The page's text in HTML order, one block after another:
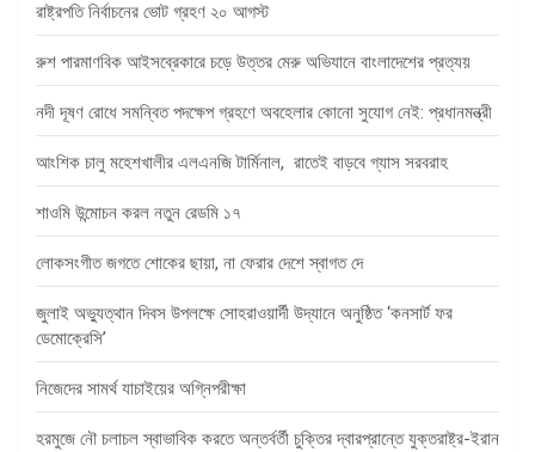
রাষ্ট্রপতি নির্বাচনের ভোট গ্রহণ ২০ আগস্ট
রুশ পারমাণবিক আইসব্রেকারে চড়ে উত্তর মেরু অভিযানে বাংলাদেশের প্রত্যয়
নদী দূষণ রোধে সমন্বিত পদক্ষেপ গ্রহণে অবহেলার কোনো সুযোগ নেই: প্রধানমন্ত্রী
আংশিক চালু মহেশখালীর এলএনজি টার্মিনাল, রাতেই বাড়বে গ্যাস সরবরাহ
শাওমি উন্মোচন করল নতুন রেডমি ১৭
লোকসংগীত জগতে শোকের ছায়া, না ফেরার দেশে স্বাগত দে
জুলাই অভ্যুত্থান দিবস উপলক্ষে সোহরাওয়ার্দী উদ্যানে অনুষ্ঠিত ‘কনসার্ট ফর
ডেমোক্রেসি’
নিজেদের সামর্থ যাচাইয়ের অগ্নিপরীক্ষা
হরমুজে নৌ চলাচল স্বাভাবিক করতে অন্তর্বর্তী চুক্তির দ্বারপ্রান্তে যুক্তরাষ্ট্র-ইরান